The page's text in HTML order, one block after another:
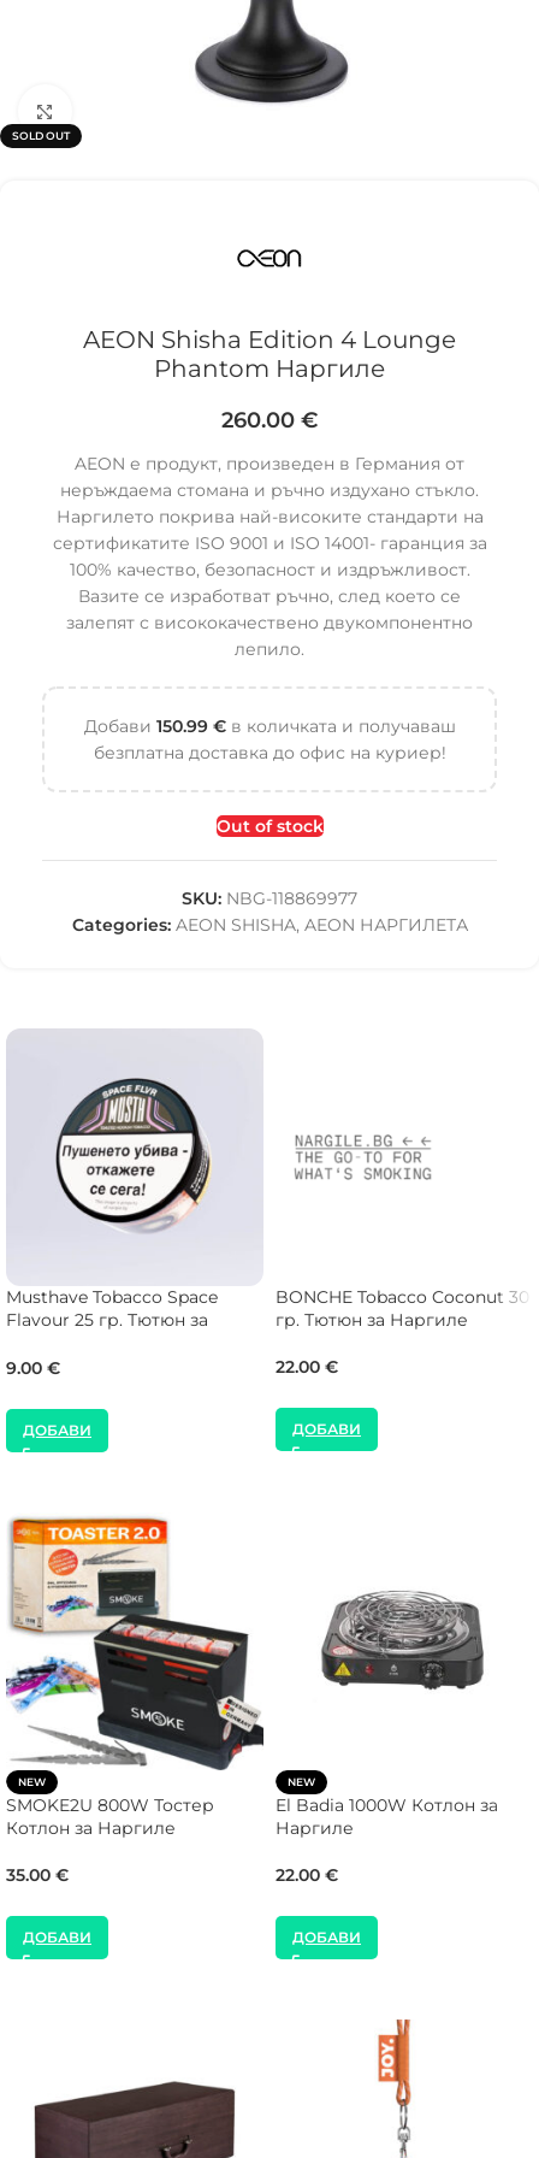
SOLD OUT
AEON Shisha Edition 4 Lounge
Phantom Наргиле
260.00 €
AEON е продукт, произведен в Германия от
неръждаема стомана и ръчно издухано стъкло.
Наргилето покрива най-високите стандарти на
сертификатите ISO 9001 и ISO 14001- гаранция за
100% качество, безопасност и издръжливост.
Вазите се изработват ръчно, след което се
залепят с висококачествено двукомпонентно
лепило.
Добави 150.99 €в количката и получаваш
безплатна доставка до офис на куриер!
Out of stock
SKU: NBG-118869977
Categories: AEON SHISHA, AEON НАРГИЛЕТА
Musthave Tobacco Space
Flavour 25 гр. Тютюн за
9.00 €
ДОБАВИ
BONCHE Tobacco Coconut 30
гр. Тютюн за Наргиле
22.00 €
ДОБАВИ
NEW
SMOKE2U 800W Тостер
Котлон за Наргиле
35.00 €
ДОБАВИ
NEW
El Badia 1000W Котлон за
Наргиле
22.00 €
ДОБАВИ